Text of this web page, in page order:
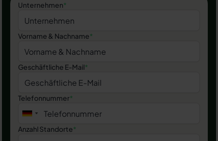
Unternehmen*
Vorname & Nachname*
Geschäftliche E-Mail*
Telefonnummer*
Anzahl Standorte*